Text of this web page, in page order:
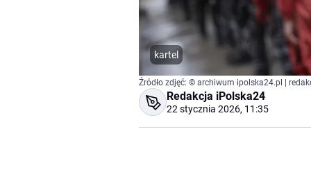
kartel
Źródło zdjęć: © archiwum ipolska24.pl |
Redakcja iPolska24
22 stycznia 2026, 11:35